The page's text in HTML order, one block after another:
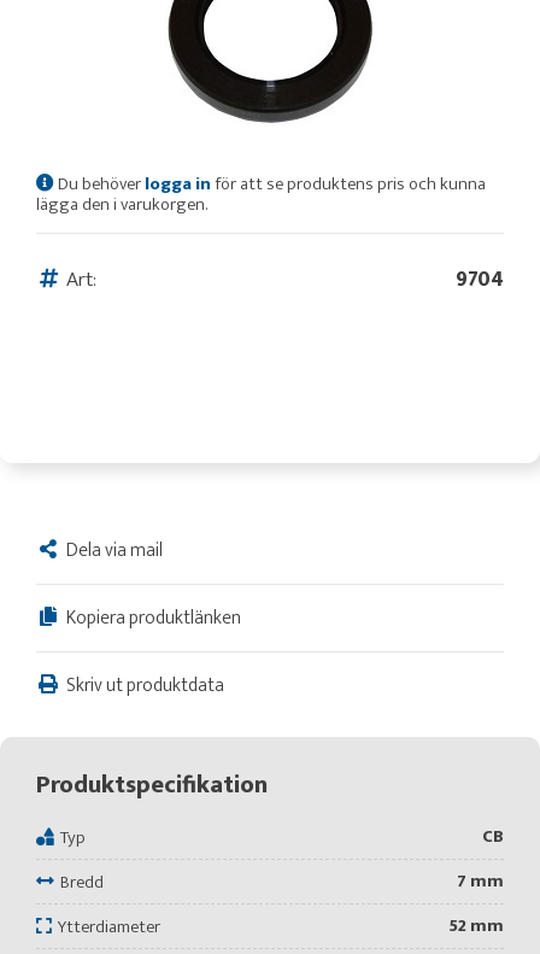
Du behöverlogga inför att se produktens pris och kunna
lägga den i varukorgen.
Art: 9704
Dela via mail
Kopiera produktlänken
Skriv ut produktdata
Produktspecifikation
Typ
CB
Bredd
7 mm
Ytterdiameter
52 mm